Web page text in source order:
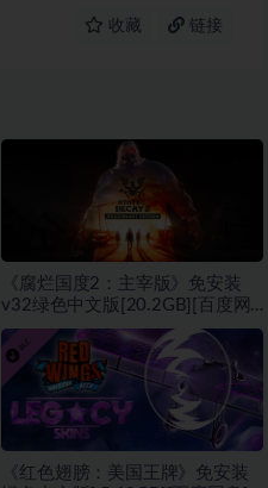
收藏 链接
《腐烂国度2：主宰版》免安装
v32绿色中文版[20.2GB][百度网
盘]
《红色翅膀：美国王牌》免安装